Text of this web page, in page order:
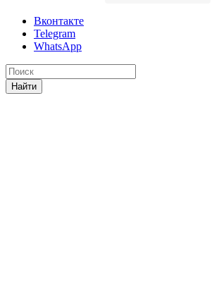
Вконтакте
Telegram
WhatsApp
Найти